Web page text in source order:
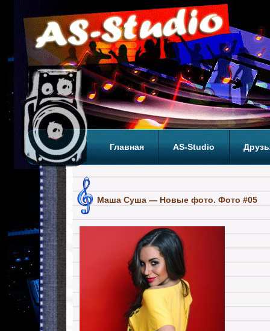
Главная AS-Studio
Маша Суша — Новые фото. Фото #05